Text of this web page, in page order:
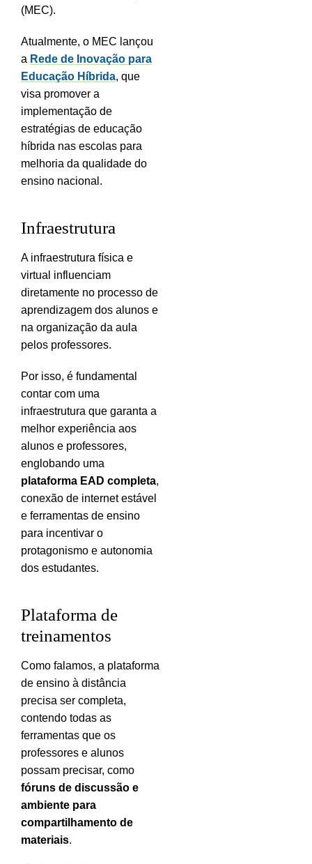
(MEC).
Atualmente, o MEC lançou
a Rede de Inovação para
Educação Híbrida, que
visa promover a
implementação de
estratégias de educação
híbrida nas escolas para
melhoria da qualidade do
ensino nacional.
Infraestrutura
A infraestrutura física e
virtual influenciam
diretamente no processo de
aprendizagem dos alunos e
na organização da aula
pelos professores.
Por isso, é fundamental
contar com uma
infraestrutura que garanta a
melhor experiência aos
alunos e professores,
englobando uma
plataforma EAD completa,
conexão de internet estável
e ferramentas de ensino
para incentivar o
protagonismo e autonomia
dos estudantes.
Plataforma de
treinamentos
Como falamos, a plataforma
de ensino à distância
precisa ser completa,
contendo todas as
ferramentas que os
professores e alunos
possam precisar, como
fóruns de discussão e
ambiente para
compartilhamento de
materiais.